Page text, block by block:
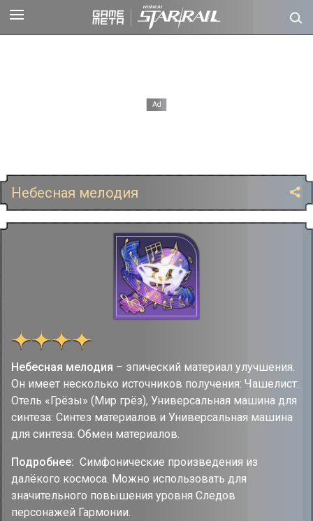
Небесная мелодия
Небесная мелодия – эпический материал улучшения.
Он имеет несколько источников получения: Чашелист:
Отель «Грёзы» (Мир грёз), Универсальная машина для
синтеза: Синтез материалов и Универсальная машина
для синтеза: Обмен материалов.
Подробнее: Симфонические произведения из
далёкого космоса. Можно использовать для
значительного повышения уровня Следов
персонажей Гармонии.